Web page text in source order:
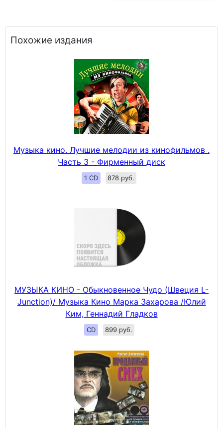
Похожие издания
Музыка кино. Лучшие мелодии из кинофильмов .
Часть 3 - Фирменный диск
1 CD 878 руб.
МУЗЫКА КИНО - Обыкновенное Чудо (Швеция L-
Junction)/ Музыка Кино Марка Захарова /Юлий
Ким, Геннадий Гладков
CD 899 руб.